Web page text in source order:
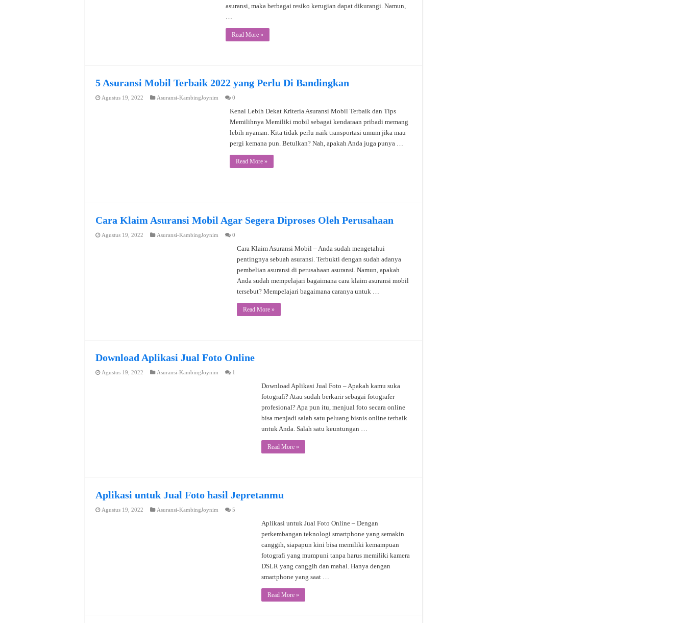
asuransi, maka berbagai resiko kerugian dapat dikurangi. Namun,
…
Read More »
5 Asuransi Mobil Terbaik 2022 yang Perlu Di Bandingkan
Agustus 19, 2022 Asuransi-KambingJoynim 0
Kenal Lebih Dekat Kriteria Asuransi Mobil Terbaik dan Tips
Memilihnya Memiliki mobil sebagai kendaraan pribadi memang
lebih nyaman. Kita tidak perlu naik transportasi umum jika mau
pergi kemana pun. Betulkan? Nah, apakah Anda juga punya …
Read More »
Cara Klaim Asuransi Mobil Agar Segera Diproses Oleh Perusahaan
Agustus 19, 2022 Asuransi-KambingJoynim 0
Cara Klaim Asuransi Mobil – Anda sudah mengetahui
pentingnya sebuah asuransi. Terbukti dengan sudah adanya
pembelian asuransi di perusahaan asuransi. Namun, apakah
Anda sudah mempelajari bagaimana cara klaim asuransi mobil
tersebut? Mempelajari bagaimana caranya untuk …
Read More »
Download Aplikasi Jual Foto Online
Agustus 19, 2022 Asuransi-KambingJoynim 1
Download Aplikasi Jual Foto – Apakah kamu suka
fotografi? Atau sudah berkarir sebagai fotografer
profesional? Apa pun itu, menjual foto secara online
bisa menjadi salah satu peluang bisnis online terbaik
untuk Anda. Salah satu keuntungan …
Read More »
Aplikasi untuk Jual Foto hasil Jepretanmu
Agustus 19, 2022 Asuransi-KambingJoynim 5
Aplikasi untuk Jual Foto Online – Dengan
perkembangan teknologi smartphone yang semakin
canggih, siapapun kini bisa memiliki kemampuan
fotografi yang mumpuni tanpa harus memiliki kamera
DSLR yang canggih dan mahal. Hanya dengan
smartphone yang saat …
Read More »